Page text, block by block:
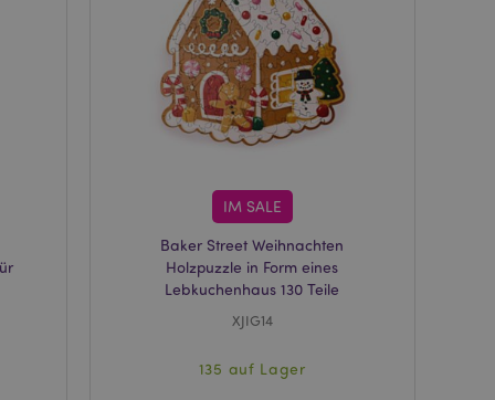
IM SALE
Baker Street Weihnachten
Holzpuzzle in Form eines
Lebkuchenhaus 130 Teile
XJIG14
135 auf Lager